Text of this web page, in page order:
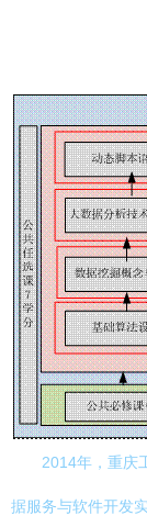
2014年，重庆
据服务与软件开发